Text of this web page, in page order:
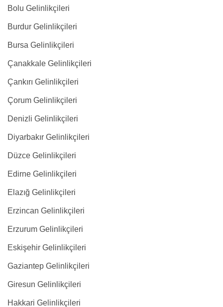
Bolu Gelinlikçileri
Burdur Gelinlikçileri
Bursa Gelinlikçileri
Çanakkale Gelinlikçileri
Çankırı Gelinlikçileri
Çorum Gelinlikçileri
Denizli Gelinlikçileri
Diyarbakır Gelinlikçileri
Düzce Gelinlikçileri
Edirne Gelinlikçileri
Elazığ Gelinlikçileri
Erzincan Gelinlikçileri
Erzurum Gelinlikçileri
Eskişehir Gelinlikçileri
Gaziantep Gelinlikçileri
Giresun Gelinlikçileri
Hakkari Gelinlikçileri